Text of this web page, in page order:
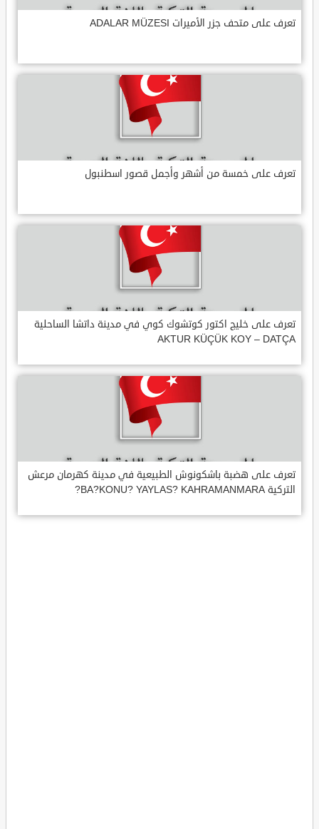
تعرف على متحف جزر الأميرات ADALAR MÜZESI
تعرف على خمسة من أشهر وأجمل قصور اسطنبول
تعرف على خليج اكتور كوتشوك كوي في مدينة داتشا الساحلية
AKTUR KÜÇÜK KOY – DATÇA
تعرف على هضبة باشكونوش الطبيعية في مدينة كهرمان مرعش
التركية BA?KONU? YAYLAS? KAHRAMANMARA?